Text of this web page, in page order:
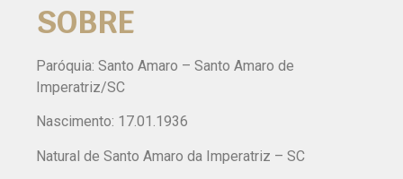
SOBRE
Paróquia: Santo Amaro – Santo Amaro de
Imperatriz/SC
Nascimento: 17.01.1936
Natural de Santo Amaro da Imperatriz – SC